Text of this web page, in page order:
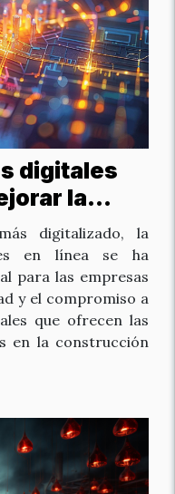
digitales
la
digitalizado, la
en línea se ha
para las empresas
y el compromiso a
que ofrecen las
en la construcción